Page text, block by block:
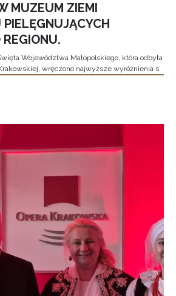
MUZEUM ZIEMI
Województwa Małopolskiego, która odbyła
wręczono najwyższe wyróżnienia s